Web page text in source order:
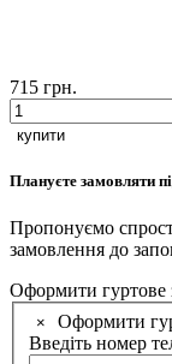
715 грн.
купити
Плануєте замовляти
Пропонуємо
замовлення до
Оформити гуртове
×
Оформити
Введіть номер